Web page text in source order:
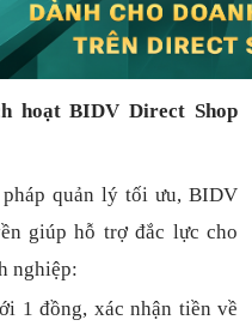
hoạt BIDV Direct Shop
quản lý tối ưu, BIDV
giúp hỗ trợ đắc lực cho
nghiệp:
1đồng, xác nhận tiền về